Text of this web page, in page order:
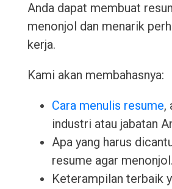
Anda dapat membuat
menonjol dan menarik
kerja.
Kami akan membahasnya:
Cara menulis resume,
industri atau jabatan
Apa yang harus
resume agar menonjol.
Keterampilan terbaik